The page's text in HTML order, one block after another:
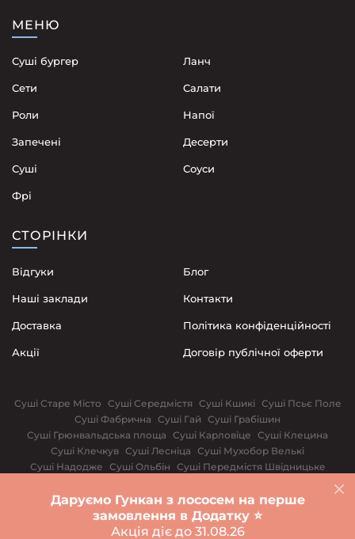
МЕНЮ
Суші бургер
Сети
Роли
Запечені
Суші
Фрі
Ланч
Cалати
Напої
Десерти
Соуси
СТОРІНКИ
Відгуки
Наші заклади
Доставка
Акції
Блог
Контакти
Політика конфіденційності
Договір публічної оферти
Суші Старе Місто Суші Середмістя Суші Кшикі Суші Псьє Поле
Суші Фабрична Суші Гай Суші Грабішин
Суші Грюнвальдська площа Суші Карловіце Суші Клецина
Суші Клечкув Суші Лесніца Суші Мухобор Велькі
Суші Надодже Суші Ольбін Суші Передмістя Швідницьке
Варшава Біла Церква Вінниця Дніпро
Івано-Франківськ
Суші Київ Львів Одеса Рівне Харків
Даруємо Гункан з лососем на перше
замовлення в Додатку ⭐️
Акція діє до 31.08.26